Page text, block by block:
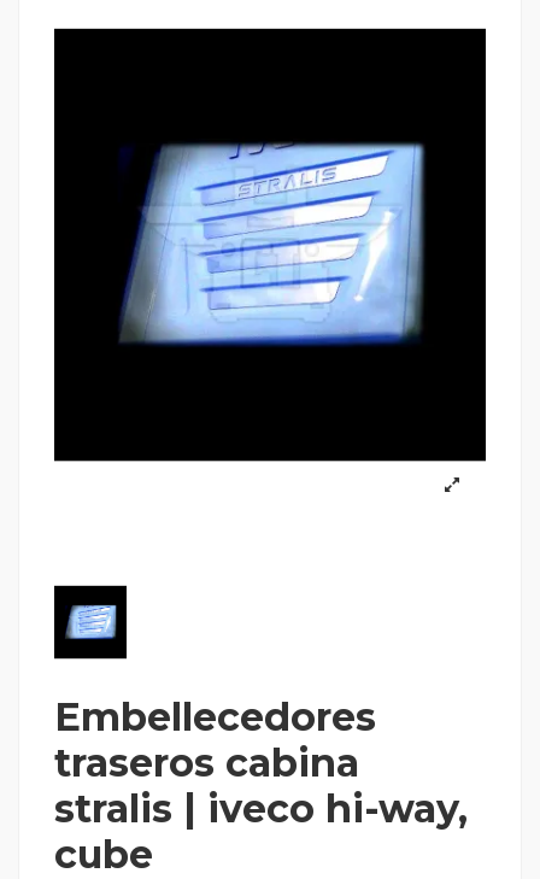
Embellecedores
traseros cabina
stralis | iveco hi-way,
cube